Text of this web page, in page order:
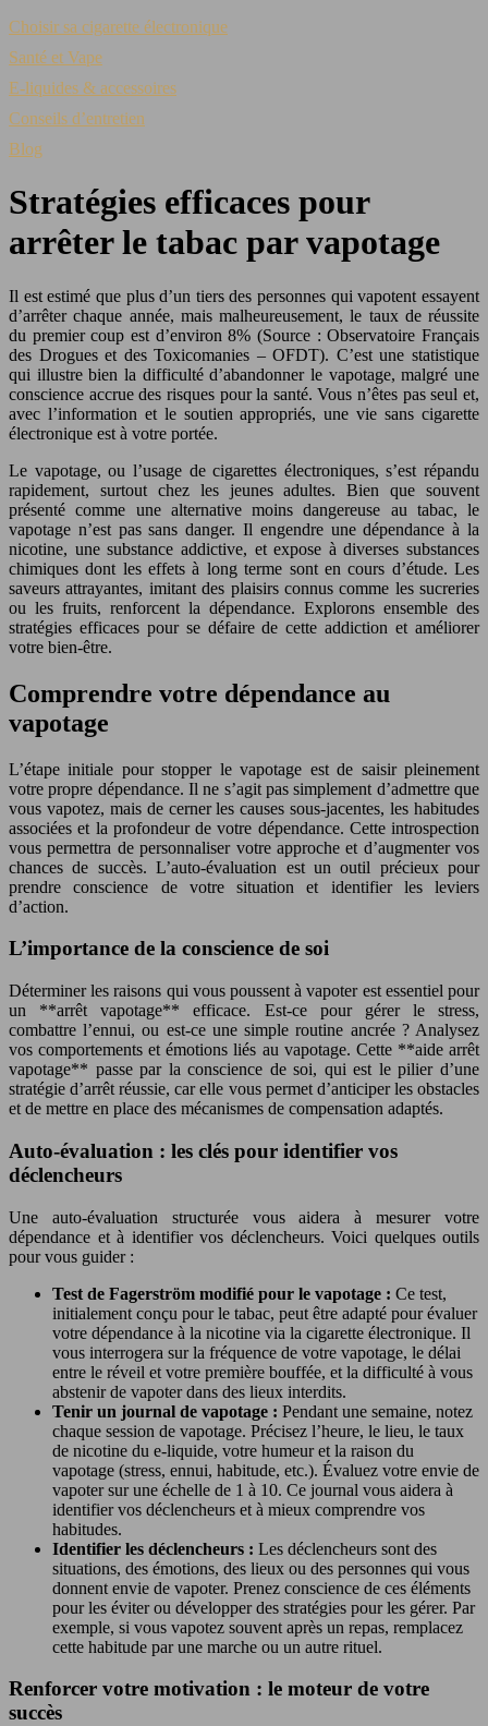
Choisir sa cigarette électronique
Santé et Vape
E-liquides & accessoires
Conseils d’entretien
Blog
Stratégies efficaces pour
arrêter le tabac par vapotage
Il est estimé que plus d’un tiers des personnes qui vapotent essayent
d’arrêter chaque année, mais malheureusement, le taux de réussite
du premier coup est d’environ 8% (Source : Observatoire Français
des Drogues et des Toxicomanies – OFDT). C’est une statistique
qui illustre bien la difficulté d’abandonner le vapotage, malgré une
conscience accrue des risques pour la santé. Vous n’êtes pas seul et,
avec l’information et le soutien appropriés, une vie sans cigarette
électronique est à votre portée.
Le vapotage, ou l’usage de cigarettes électroniques, s’est répandu
rapidement, surtout chez les jeunes adultes. Bien que souvent
présenté comme une alternative moins dangereuse au tabac, le
vapotage n’est pas sans danger. Il engendre une dépendance à la
nicotine, une substance addictive, et expose à diverses substances
chimiques dont les effets à long terme sont en cours d’étude. Les
saveurs attrayantes, imitant des plaisirs connus comme les sucreries
ou les fruits, renforcent la dépendance. Explorons ensemble des
stratégies efficaces pour se défaire de cette addiction et améliorer
votre bien-être.
Comprendre votre dépendance au
vapotage
L’étape initiale pour stopper le vapotage est de saisir pleinement
votre propre dépendance. Il ne s’agit pas simplement d’admettre que
vous vapotez, mais de cerner les causes sous-jacentes, les habitudes
associées et la profondeur de votre dépendance. Cette introspection
vous permettra de personnaliser votre approche et d’augmenter vos
chances de succès. L’auto-évaluation est un outil précieux pour
prendre conscience de votre situation et identifier les leviers
d’action.
L’importance de la conscience de soi
Déterminer les raisons qui vous poussent à vapoter est essentiel pour
un **arrêt vapotage** efficace. Est-ce pour gérer le stress,
combattre l’ennui, ou est-ce une simple routine ancrée ? Analysez
vos comportements et émotions liés au vapotage. Cette **aide arrêt
vapotage** passe par la conscience de soi, qui est le pilier d’une
stratégie d’arrêt réussie, car elle vous permet d’anticiper les obstacles
et de mettre en place des mécanismes de compensation adaptés.
Auto-évaluation : les clés pour identifier vos
déclencheurs
Une auto-évaluation structurée vous aidera à mesurer votre
dépendance et à identifier vos déclencheurs. Voici quelques outils
pour vous guider :
Test de Fagerström modifié pour le vapotage : Ce test,
initialement conçu pour le tabac, peut être adapté pour évaluer
votre dépendance à la nicotine via la cigarette électronique. Il
vous interrogera sur la fréquence de votre vapotage, le délai
entre le réveil et votre première bouffée, et la difficulté à vous
abstenir de vapoter dans des lieux interdits.
Tenir un journal de vapotage : Pendant une semaine, notez
chaque session de vapotage. Précisez l’heure, le lieu, le taux
de nicotine du e-liquide, votre humeur et la raison du
vapotage (stress, ennui, habitude, etc.). Évaluez votre envie de
vapoter sur une échelle de 1 à 10. Ce journal vous aidera à
identifier vos déclencheurs et à mieux comprendre vos
habitudes.
Identifier les déclencheurs : Les déclencheurs sont des
situations, des émotions, des lieux ou des personnes qui vous
donnent envie de vapoter. Prenez conscience de ces éléments
pour les éviter ou développer des stratégies pour les gérer. Par
exemple, si vous vapotez souvent après un repas, remplacez
cette habitude par une marche ou un autre rituel.
Renforcer votre motivation : le moteur de votre
succès